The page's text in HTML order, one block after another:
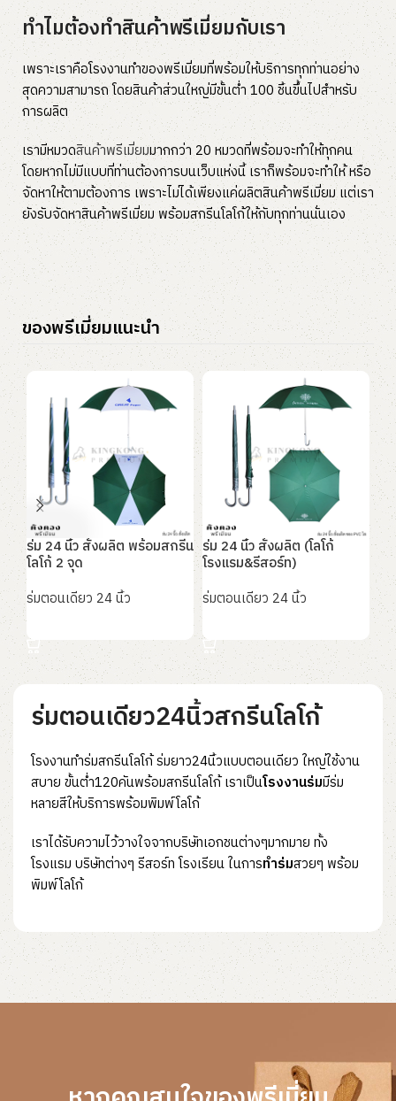
ทำไมต้องทำสินค้าพรีเมี่ยมกับเรา
เพราะเราคือโรงงานทำของพรีเมี่ยมที่พร้อมให้บริการทุกท่านอย่าง
สุดความสามารถ โดยสินค้าส่วนใหญ่มีขั้นต่ำ 100 ชิ้นขึ้นไปสำหรับ
การผลิต
เรามีหมวดสินค้าพรีเมี่ยมมากกว่า 20 หมวดที่พร้อมจะทำให้ทุกคน
โดยหากไม่มีแบบที่ท่านต้องการบนเว็บแห่งนี้ เราก็พร้อมจะทำให้ หรือ
จัดหาให้ตามต้องการ เพราะไม่ได้เพียงแค่ผลิตสินค้าพรีเมี่ยม แต่เรา
ยังรับจัดหาสินค้าพรีเมี่ยม พร้อมสกรีนโลโก้ให้กับทุกท่านนั่นเอง
ของพรีเมี่ยมแนะนำ
ร่ม 24 นิ้ว สั่งผลิต พร้อมสกรีน
โลโก้ 2 จุด
ร่มตอนเดียว 24 นิ้ว
ร่ม 24 นิ้ว สั่งผลิต (โลโก้
โรงแรม&รีสอร์ท)
ร่มตอนเดียว 24 นิ้ว
ร่
(
ร่
ร่มตอนเดียว24นิ้วสกรีนโลโก้
โรงงานทำร่มสกรีนโลโก้ ร่มยาว24นิ้วแบบตอนเดียว ใหญ่ใช้งาน
สบาย ขั้นต่ำ120คันพร้อมสกรีนโลโก้ เราเป็นโรงงานร่มมีร่ม
หลายสีให้บริการพร้อมพิมพ์โลโก้
เราได้รับความไว้วางใจจากบริษัทเอกชนต่างๆมากมาย ทั้ง
โรงแรม บริษัทต่างๆ รีสอร์ท โรงเรียน ในการทำร่มสวยๆ พร้อม
พิมพ์โลโก้